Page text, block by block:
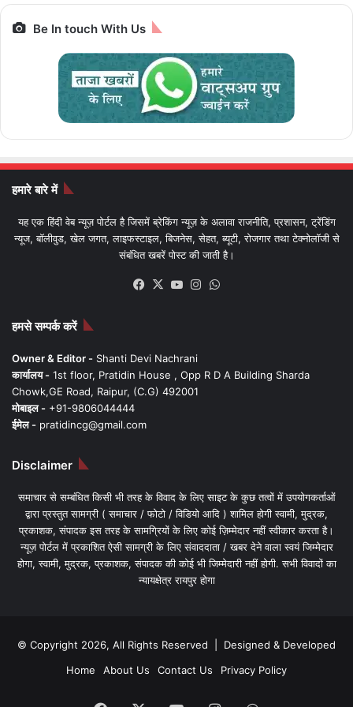
Be In touch With Us
हमारे बारे में
यह एक हिंदी वेब न्यूज़ पोर्टल है जिसमें ब्रेकिंग न्यूज़ के अलावा राजनीति, प्रशासन, ट्रेंडिंग
न्यूज, बॉलीवुड, खेल जगत, लाइफस्टाइल, बिजनेस, सेहत, ब्यूटी, रोजगार तथा टेक्नोलॉजी से
संबंधित खबरें पोस्ट की जाती है।
Facebook
X YouTubeInstagram
हमसे सम्पर्क करें
Owner & Editor - Shanti Devi Nachrani
कार्यालय - 1st floor, Pratidin House , Opp R D A Building Sharda
Chowk,GE Road, Raipur, (C.G) 492001
मोबाइल - +91-9806044444
ईमेल - pratidincg@gmail.com
Disclaimer
समाचार से सम्बंधित किसी भी तरह के विवाद के लिए साइट के कुछ तत्वों में उपयोगकर्ताओं
द्वारा प्रस्तुत सामग्री ( समाचार / फोटो / विडियो आदि ) शामिल होगी स्वामी, मुद्रक,
प्रकाशक, संपादक इस तरह के सामग्रियों के लिए कोई ज़िम्मेदार नहीं स्वीकार करता है।
न्यूज़ पोर्टल में प्रकाशित ऐसी सामग्री के लिए संवाददाता / खबर देने वाला स्वयं जिम्मेदार
होगा, स्वामी, मुद्रक, प्रकाशक, संपादक की कोई भी जिम्मेदारी नहीं होगी. सभी विवादों का
न्यायक्षेत्र रायपुर होगा
© Copyright 2026, All Rights Reserved | Designed & Developed
Home
About Us Contact Us Privacy Policy